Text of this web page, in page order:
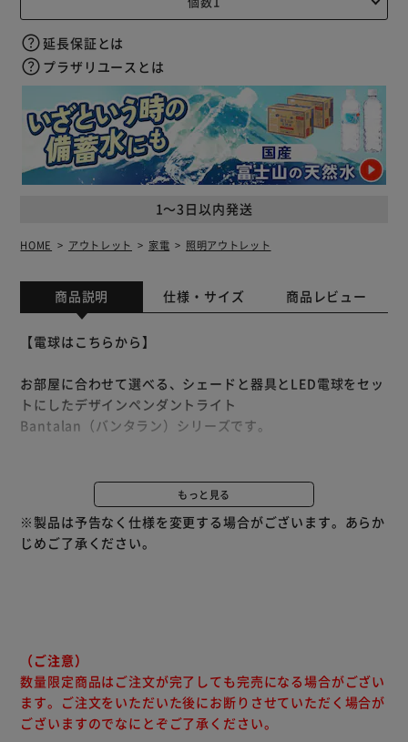
1～3日以内発送
延長保証とは
プラザリユースとは
HOME アウトレット 家電 照明アウトレット
商品説明 仕様・サイズ 商品レビュー
【電球はこちらから】
お部屋に合わせて選べる、シェードと器具とLED電球をセッ
トにしたデザインペンダントライト
Bantalan（バンタラン）シリーズです。
空間を演出します。
取り付け工事が不要
今お使いの照明器具からの付け替えが簡単です（コード調節
もっと見る
※製品は予告なく仕様を変更する場合がございます。あらか
じめご了承ください。
（ご注意）
数量限定商品はご注文が完了しても完売になる場合がござい
ます。ご注文をいただいた後にお断りさせていただく場合が
ございますのでなにとぞご了承ください。